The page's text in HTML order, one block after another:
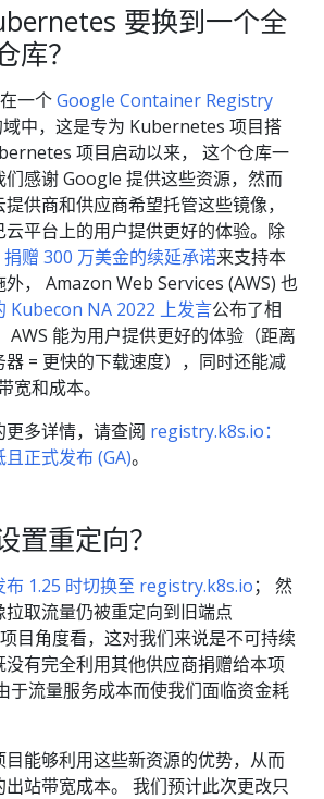
要换到一个全
库？
一个Google Container Registry
域中，这是专为 Kubernetes 项目搭
项目启动以来， 这个仓库一
们感谢 Google 提供这些资源，然而
供商和供应商希望托管这些镜像，
云平台上的用户提供更好的体验。除
捐赠 300 万美金的续延承诺来支持本
， Amazon Web Services (AWS) 也
Kubecon NA 2022 上发言公布了相
AWS 能为用户提供更好的体验（距离
器 = 更快的下载速度），同时还能减
宽和成本。
多详情，请查阅 registry.k8s.io：
正式发布 (GA)。
置重定向？
布 1.25 时切换至 registry.k8s.io； 然
取流量仍被重定向到旧端点
目角度看，这对我们来说是不可持续
没有完全利用其他供应商捐赠给本项
于流量服务成本而使我们面临资金耗
目能够利用这些新资源的优势，从而
站带宽成本。 我们预计此次更改只